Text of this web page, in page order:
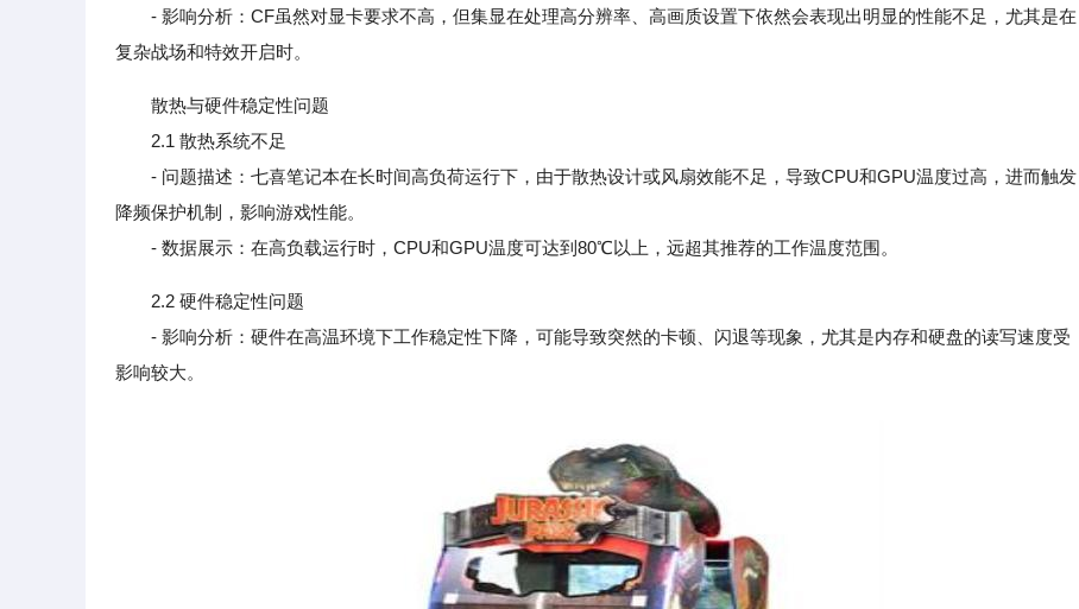
- 影响分析：CF虽然对显卡要求不高，但集显在处理高分辨率、高画质设置下依然会表现出明显的性能不足，尤其是在
复杂战场和特效开启时。
散热与硬件稳定性问题
2.1 散热系统不足
- 问题描述：七喜笔记本在长时间高负荷运行下，由于散热设计或风扇效能不足，导致CPU和GPU温度过高，进而触发
降频保护机制，影响游戏性能。
- 数据展示：在高负载运行时，CPU和GPU温度可达到80℃以上，远超其推荐的工作温度范围。
2.2 硬件稳定性问题
- 影响分析：硬件在高温环境下工作稳定性下降，可能导致突然的卡顿、闪退等现象，尤其是内存和硬盘的读写速度受
影响较大。